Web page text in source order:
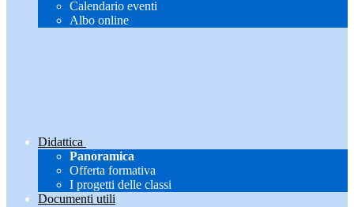
Calendario eventi
Albo online
Didattica
Panoramica
Offerta formativa
I progetti delle classi
Documenti utili